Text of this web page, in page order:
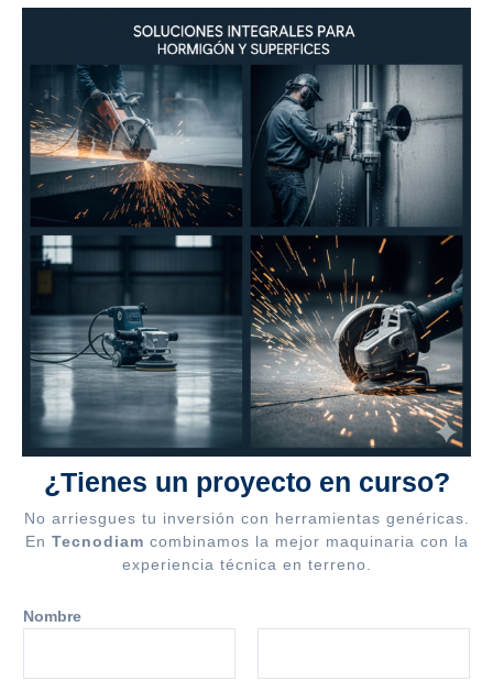
¿Tienes un proyecto en curso?
No arriesgues tu inversión con herramientas genéricas.
En Tecnodiam combinamos la mejor maquinaria con la
experiencia técnica en terreno.
e
v
Nombre